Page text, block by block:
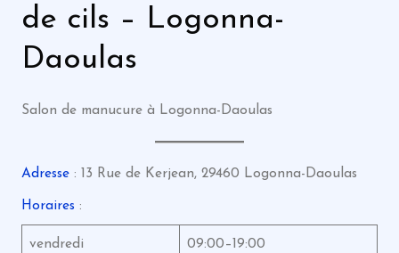
de cils – Logonna-
Daoulas
Salon de manucure à Logonna-Daoulas
Adresse: 13 Rue de Kerjean, 29460 Logonna-Daoulas
Horaires :
vendredi 09:00–19:00